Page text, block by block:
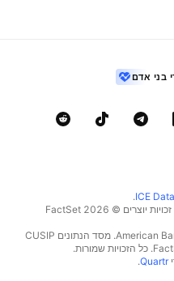
בני אדם
ICE
.
בחר נתוני ייחוס המסופקים על ידי FactSet. זכויות יוצרים © 2026 ‏FactSet
זכויות יוצרים © 2026, ‏American Bankers Association. מסד הנתונים CUSIP
Quartr
.